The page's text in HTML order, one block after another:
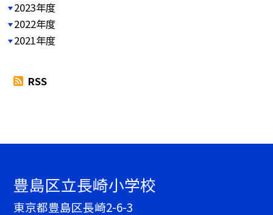
2023年度
2022年度
2021年度
RSS
豊島区立長崎小学校
東京都豊島区長崎2-6-3